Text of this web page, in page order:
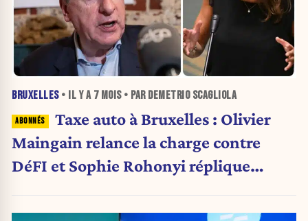
BRUXELLES• IL Y A 7 MOIS• PAR DEMETRIO SCAGLIOLA
Taxe auto à Bruxelles : Olivier
Maingain relance la charge contre
DéFI et Sophie Rohonyi réplique